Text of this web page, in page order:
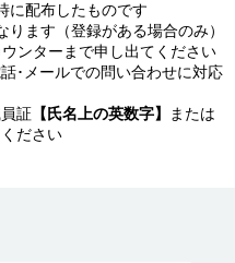
に配布したものです
ます（登録がある場合のみ）
ンターまで申し出てください
･メールでの問い合わせに対応
証 【氏名上の英数字】
または